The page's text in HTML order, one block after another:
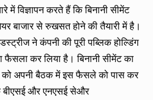
में विज्ञापन करते हैं कि बिनानी सीमेंट
बाजार से रुखसत होने की तैयारी में है।
ने कंपनी की पूरी पब्लिक होल्डिंग
कर लिया है। बिनानी सीमेंट का
को अपनी बैठक में इस फैसले को पास कर
और एनएसई सेऔर